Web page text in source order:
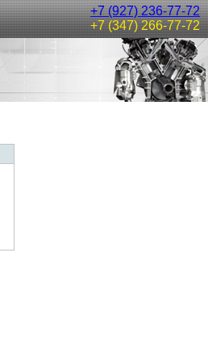
+7 (927) 236-77-72
+7 (347) 266-77-72